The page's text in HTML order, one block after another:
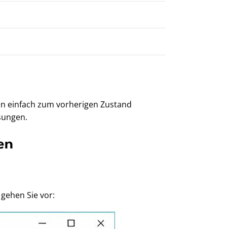
einfach zum vorherigen Zustand
Sie vor: